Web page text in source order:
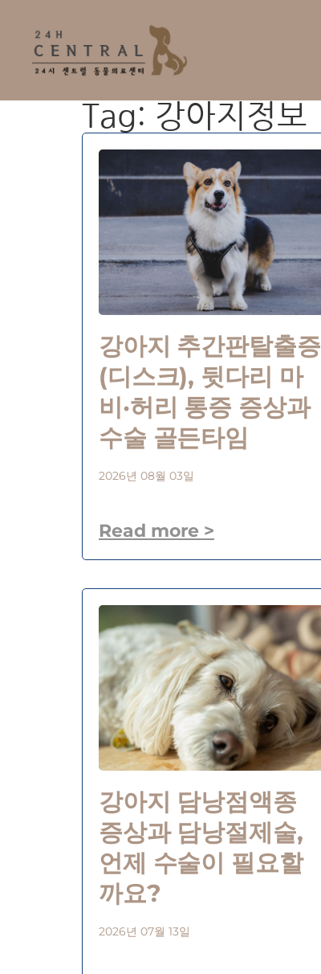
Tag: 강아지정보
강아지 추간판탈출증
(디스크), 뒷다리 마
비·허리 통증 증상과
수술 골든타임
2026년 08월 03일
Read more >
강아지 담낭점액종
증상과 담낭절제술,
언제 수술이 필요할
까요?
2026년 07월 13일